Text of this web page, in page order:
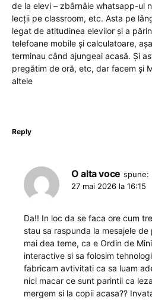
de la elevi – zbârnâie whatsapp-ul
lecții pe classroom, etc. Asta pe
legat de atitudinea elevilor și a
telefoane mobile și calculatoare,
terminau când ajungeai acasă. Și
pregătim de oră, etc, dar facem și
altele
Reply
O alta voce spune:
27 mai 2026 la 16:15
Da!! In loc da se faca ore cum
stau sa raspunda la mesajele de
mai dea teme, ca e Ordin de
interactive si sa folosim
fabricam avtivitati ca sa luam
nici macar ce sunt parintii ca
mergem si la copii acasa??